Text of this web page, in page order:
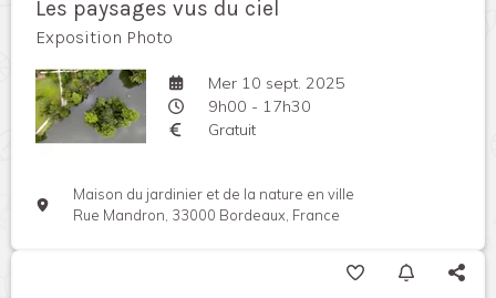
Les paysages vus du ciel
Exposition Photo
Mer 10 sept. 2025
9h00 - 17h30
Gratuit
Maison du jardinier et de la nature en ville
Rue Mandron, 33000 Bordeaux, France